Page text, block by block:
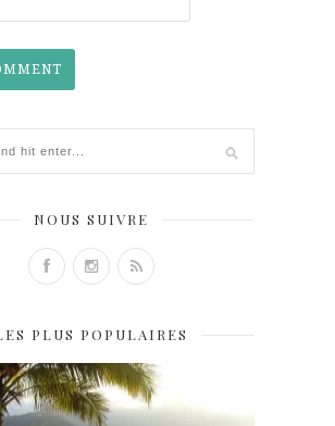
NOUS SUIVRE
PLUS POPULAIRES